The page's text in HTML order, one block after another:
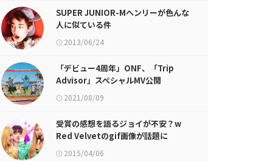
SUPER JUNIOR-Mヘンリーが色んな
人に似ている件
2013/06/24
「デビュー4周年」ONF、「Trip
Advisor」スペシャルMV公開
2021/08/09
受賞の感想を語るジョイが不安？w
Red Velvetのgif画像が話題に
2015/04/06